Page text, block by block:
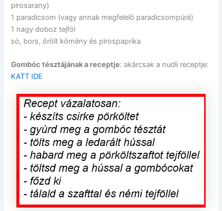
pirosarany)
1 paradicsom (vagy annak megfelelő paradicsompüré)
1 nagy doboz tejföl
só, bors, őrölt kömény és pirospaprika
Gombóc tésztájának a receptje: akárcsak a nudli receptje:
KATT IDE